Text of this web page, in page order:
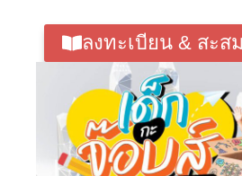
ลงทะเบียน & สะ